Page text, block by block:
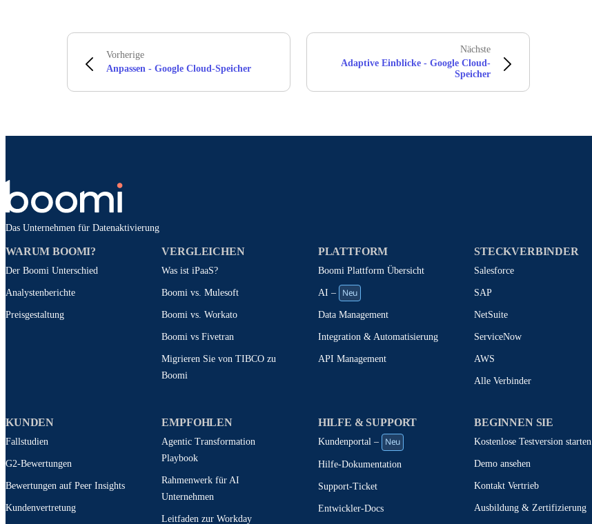
Vorherige
Anpassen - Google Cloud-Speicher
Nächste
Adaptive Einblicke - Google Cloud-
Speicher
Das Unternehmen für Datenaktivierung
WARUM BOOMI?
Der Boomi Unterschied
Analystenberichte
Preisgestaltung
VERGLEICHEN
Was ist iPaaS?
Boomi vs. Mulesoft
Boomi vs. Workato
Boomi vs Fivetran
Migrieren Sie von TIBCO zu
Boomi
PLATTFORM
Boomi Plattform Übersicht
AI – Neu
Data Management
Integration & Automatisierung
API Management
STECKVERBINDER
Salesforce
SAP
NetSuite
ServiceNow
AWS
Alle Verbinder
KUNDEN
Fallstudien
G2-Bewertungen
Bewertungen auf Peer Insights
Kundenvertretung
EMPFOHLEN
Agentic Transformation
Playbook
Rahmenwerk für AI
Unternehmen
Leitfaden zur Workday
HILFE & SUPPORT
Kundenportal – Neu
Hilfe-Dokumentation
Support-Ticket
Entwickler-Docs
BEGINNEN SIE
Kostenlose Testversion starten
Demo ansehen
Kontakt Vertrieb
Ausbildung & Zertifizierung